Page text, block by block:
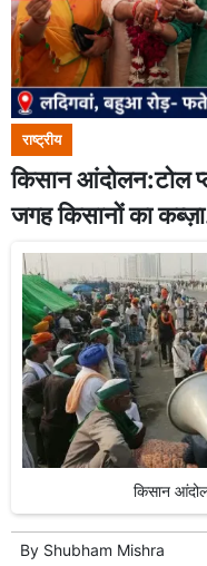
राष्ट्रीय
किसान आंदोलन:टोल
जगह किसानों का
किसान
By Shubham Mishra